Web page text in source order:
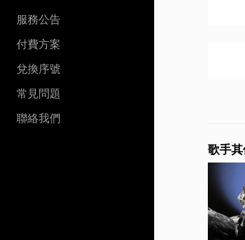
服務公告
付費方案
兌換序號
常見問題
聯絡我們
歌手